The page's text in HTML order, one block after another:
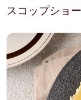
スコップショ